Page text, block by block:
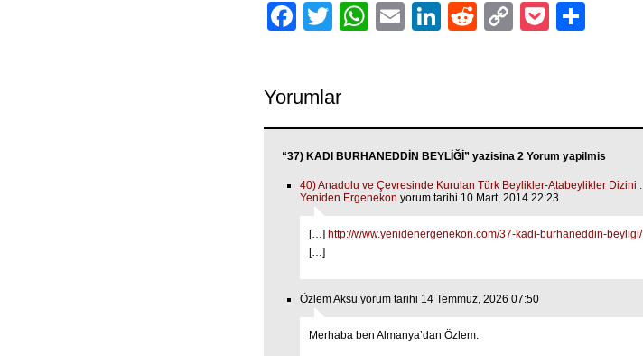
Facebook
TwitterWhatsApp
EmailLinkedIn
RedditCopyPocket
Yorumlar
“37) KADI BURHANEDDİN BEYLİĞİ” yazisina 2 Yorum yapilmis
40) Anadolu ve Çevresinde Kurulan Türk Beylikler-Atabeylikler Dizini :
Yeniden Ergenekon yorum tarihi 10 Mart, 2014 22:23
[…] http://www.yenidenergenekon.com/37-kadi-burhaneddin-beyligi/
[…]
Özlem Aksu yorum tarihi 14 Temmuz, 2026 07:50
Merhaba ben Almanya’dan Özlem.